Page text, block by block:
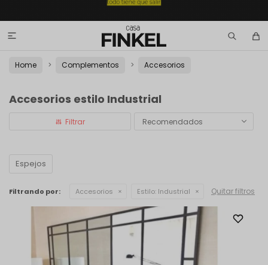

Home Complementos Accesorios
Accesorios estilo Industrial
Recomendados
Espejos
Filtrando por: Accesorios Estilo: Industrial Quitar filtros